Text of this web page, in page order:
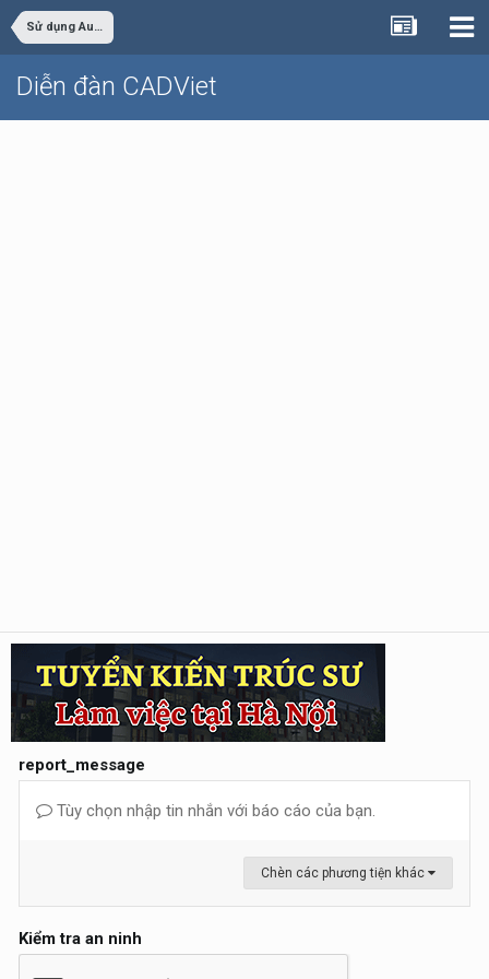
Sử dụng AutoCAD
Diễn đàn CADViet
report_message
Tùy chọn nhập tin nhắn với báo cáo của bạn.
Chèn các phương tiện khác
Kiểm tra an ninh